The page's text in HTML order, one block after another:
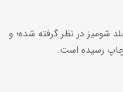
شومیز در نظر گرفته شده؛ و